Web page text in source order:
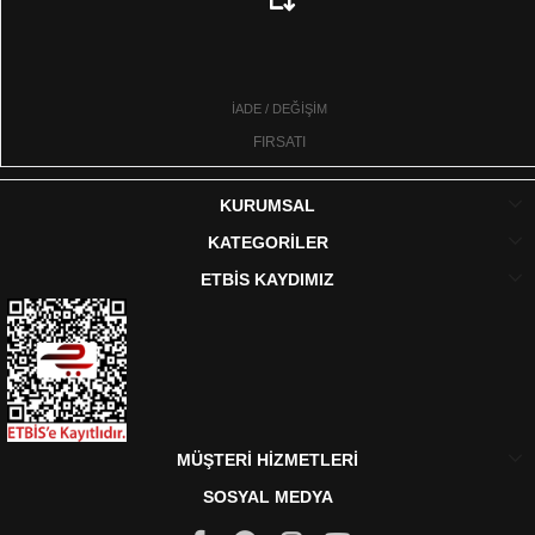
İADE / DEĞİŞİM
FIRSATI
KURUMSAL
KATEGORİLER
ETBİS KAYDIMIZ
MÜŞTERİ HİZMETLERİ
SOSYAL MEDYA